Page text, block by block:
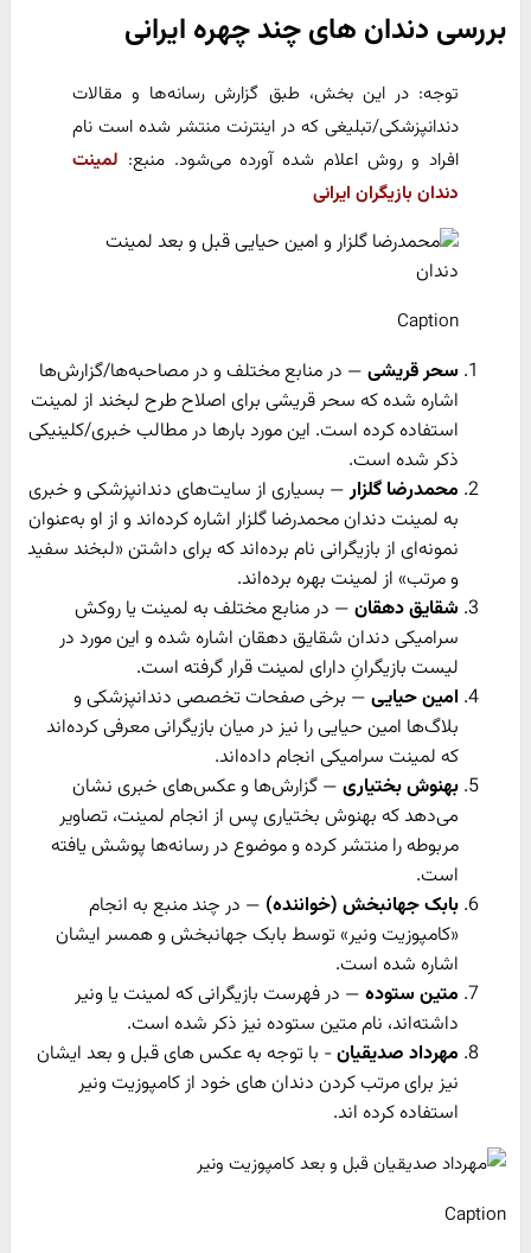
بررسی دندان های چند چهره ایرانی
توجه: در این بخش، طبق گزارش رسانه‌ها و مقالات
دندانپزشکی/تبلیغی که در اینترنت منتشر شده است نام
افراد و روش اعلام شده آورده می‌شود. منبع: لمینت
دندان بازیگران ایرانی
Caption
سحر قریشی — در منابع مختلف و در مصاحبه‌ها/گزارش‌ها
اشاره شده که سحر قریشی برای اصلاح طرح لبخند از لمینت
استفاده کرده است. این مورد بارها در مطالب خبری/کلینیکی
ذکر شده است.
محمدرضا گلزار— بسیاری از سایت‌های دندانپزشکی و خبری
به لمینت دندان محمدرضا گلزار اشاره کرده‌اند و از او به‌عنوان
نمونه‌ای از بازیگرانی نام برده‌اند که برای داشتن «لبخند سفید
و مرتب» از لمینت بهره برده‌اند.
شقایق دهقان — در منابع مختلف به لمینت یا روکش
سرامیکی دندان شقایق دهقان اشاره شده و این مورد در
لیست بازیگرانِ دارای لمینت قرار گرفته است.
امین حیایی — برخی صفحات تخصصی دندانپزشکی و
بلاگ‌ها امین حیایی را نیز در میان بازیگرانی معرفی کرده‌اند
که لمینت سرامیکی انجام داده‌اند.
بهنوش بختیاری — گزارش‌ها و عکس‌های خبری نشان
می‌دهد که بهنوش بختیاری پس از انجام لمینت، تصاویر
مربوطه را منتشر کرده و موضوع در رسانه‌ها پوشش یافته
است.
بابک جهانبخش (خواننده) — در چند منبع به انجام
«کامپوزیت ونیر» توسط بابک جهانبخش و همسر ایشان
اشاره شده است.
متین ستوده — در فهرست بازیگرانی که لمینت یا ونیر
داشته‌اند، نام متین ستوده نیز ذکر شده است.
مهرداد صدیقیان- با توجه به عکس های قبل و بعد ایشان
نیز برای مرتب کردن دندان های خود از کامپوزیت ونیر
استفاده کرده اند.
Caption